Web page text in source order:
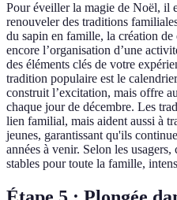
Pour éveiller la magie de Noël, il
renouveler des traditions
du sapin en famille, la création
encore l’organisation d’une
des éléments clés de votre
tradition populaire est le
construit l’excitation, mais offre
chaque jour de décembre. Les
lien familial, mais aident aussi à
jeunes, garantissant qu'ils
années à venir. Selon les usagers,
stables pour toute la famille,